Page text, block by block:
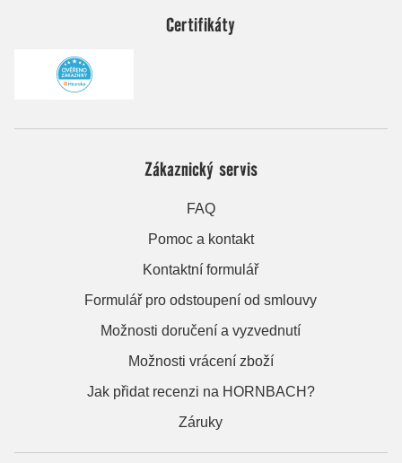
Certifikáty
Zákaznický servis
FAQ
Pomoc a kontakt
Kontaktní formulář
Formulář pro odstoupení od smlouvy
Možnosti doručení a vyzvednutí
Možnosti vrácení zboží
Jak přidat recenzi na HORNBACH?
Záruky